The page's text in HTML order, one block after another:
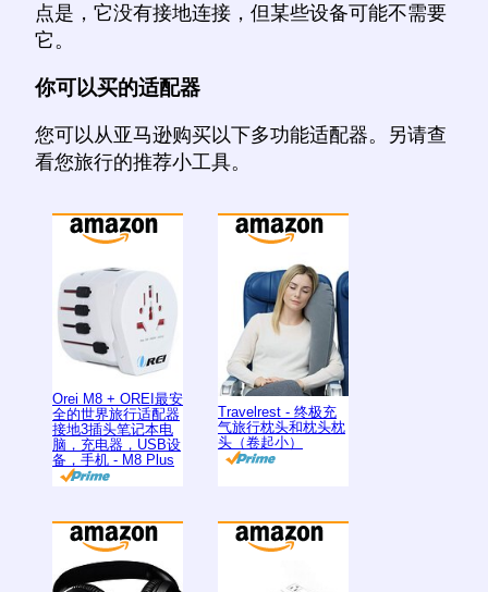
点是，它没有接地连接，但某些设备可能不需要
它。
你可以买的适配器
您可以从亚马逊购买以下多功能适配器。另请查
看您旅行的推荐小工具。
Orei M8 + OREI最安
全的世界旅行适配器
接地3插头笔记本电
脑，充电器，USB设
备，手机 - M8 Plus
Travelrest - 终极充
气旅行枕头和枕头枕
头（卷起小）